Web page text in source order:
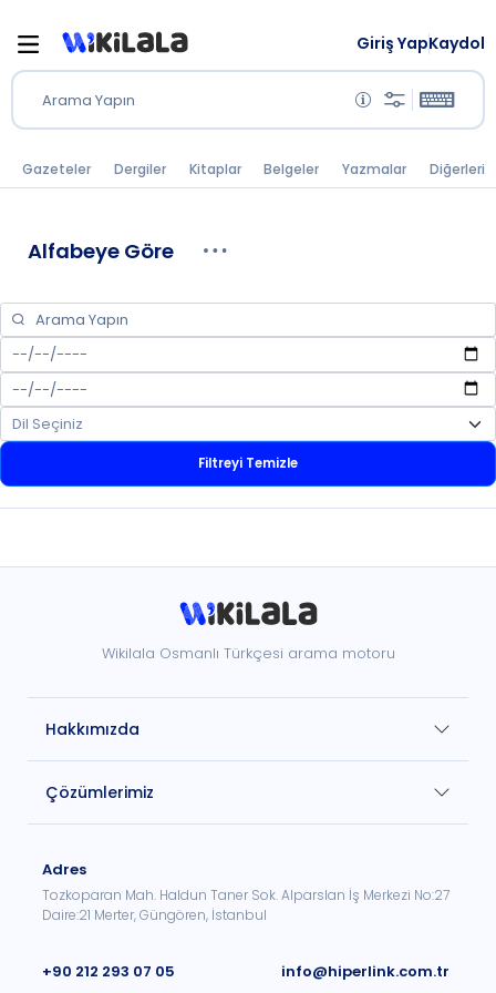
Arama Yapın
Giriş YapKaydol
Gazeteler Dergiler Kitaplar Belgeler Yazmalar Diğerleri
Alfabeye Göre
Filtreyi Temizle
Wikilala Osmanlı Türkçesi arama motoru
Hakkımızda
Çözümlerimiz
Adres
Tozkoparan Mah. Haldun Taner Sok. Alparslan İş Merkezi No:27
Daire:21 Merter, Güngören, İstanbul
+90 212 293 07 05 info@hiperlink.com.tr